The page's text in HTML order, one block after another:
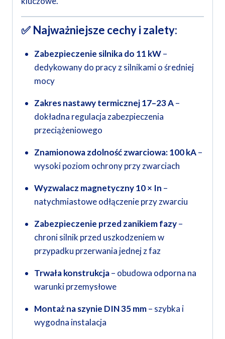
✅ Najważniejsze cechy i zalety:
Zabezpieczenie silnika do 11 kW–
dedykowany do pracy z silnikami o średniej
mocy
Zakres nastawy termicznej 17–23 A–
dokładna regulacja zabezpieczenia
przeciążeniowego
Znamionowa zdolność zwarciowa: 100 kA–
wysoki poziom ochrony przy zwarciach
Wyzwalacz magnetyczny 10 × In –
natychmiastowe odłączenie przy zwarciu
Zabezpieczenie przed zanikiem fazy–
chroni silnik przed uszkodzeniem w
przypadku przerwania jednej z faz
Trwała konstrukcja– obudowa odporna na
warunki przemysłowe
Montaż na szynie DIN 35 mm– szybka i
wygodna instalacja